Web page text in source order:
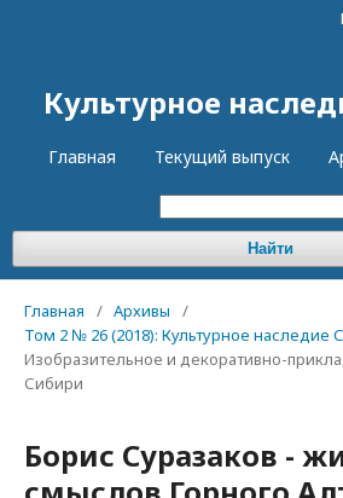
Культурное
Главная Текущий выпуск
Найти
Главная / Архивы
/
Том 2 № 26 (2018): Культурное наследие
Изобразительное и декоративно-
Сибири
Борис Суразаков -